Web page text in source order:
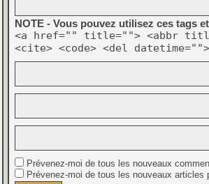
NOTE - Vous pouvez utilisez ces tags
<a href="" title=""> <abbr
<cite> <code> <del
Prévenez-moi de tous les nouveaux
Prévenez-moi de tous les nouveaux articles